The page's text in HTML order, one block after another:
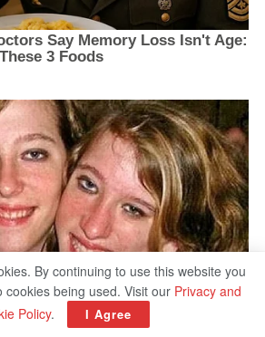
By continuing to use this website you
cookies being used. Visit our Privacy and
Policy. I Agree